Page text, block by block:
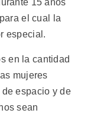
15 años
el cual la
especial.
en la cantidad
mujeres
espacio y de
sean